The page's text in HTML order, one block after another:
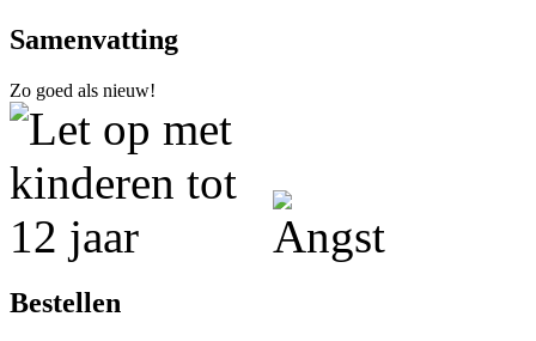
Samenvatting
Zo goed als nieuw!
Bestellen